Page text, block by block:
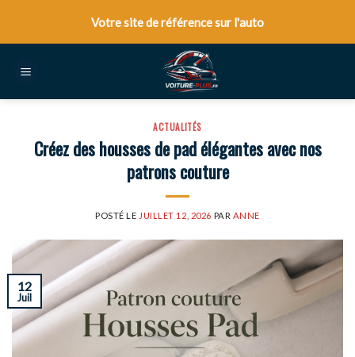
content
Votre site de référence sur l'auto
ACTUALITÉS
Créez des housses de pad élégantes avec nos
patrons couture
POSTÉ LE JUILLET 12, 2026 PAR ANNE
12
Juil